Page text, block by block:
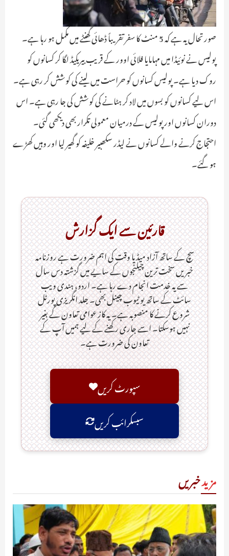
صورتحال یہ ہے کہ 5 منٹ کا سفر تقریباً ڈھائی گھنٹے میں مکمل ہو رہا ہے۔
پولیس نے نوئیڈا میں مہامایا فلائی اوور کے قریب بیریکیڈ لگا کر کسانوں کو
روک دیا ہے۔ پولیس کسانوں کو حراست میں لینے کی کوشش کر رہی ہے۔
اس لیے کسانوں کو بسوں میں لاد کر ہٹانے کی کوشش کی جا رہی ہے۔ اس
دوران کسانوں اور پولیس کے درمیان معمولی تکرار بھی دیکھی گئی۔
احتجاج کرنے والے کسانوں نے لیڈر سکھبیر خلیفہ کو گھیر لیا اور وہیں کھڑے
ہو گئے۔
قارئین سے ایک گزارش
سچ کے ساتھ آزاد میڈیا وقت کی اہم ضرورت ہےـ روزنامہ
خبریں سخت ترین چیلنجوں کے سایے میں گزشتہ دس سال
سے یہ خدمت انجام دے رہا ہے۔ اردو، ہندی ویب
سائٹ کے ساتھ یو ٹیوب چینل بھی۔ جلد انگریزی پورٹل
شروع کرنے کا منصوبہ ہے۔ یہ کاز عوامی تعاون کے بغیر
نہیں ہوسکتا۔ اسے جاری رکھنے کے لیے ہمیں آپ کے
تعاون کی ضرورت ہے۔
سپورٹ کریں
سبسکرائب کریں
مزیدخبریں